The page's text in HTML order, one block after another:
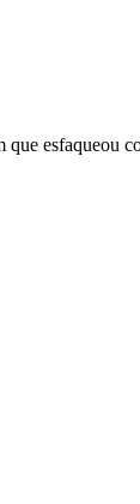
que esfaqueou